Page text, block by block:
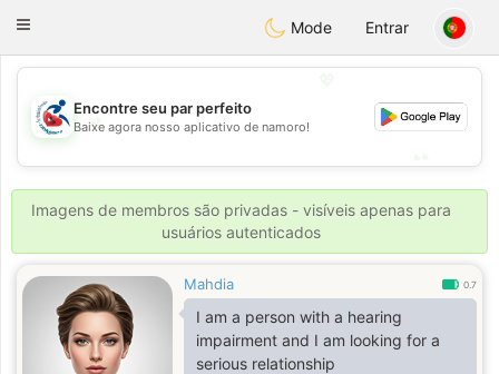
Handi Space
Toggle
Mode Entrar
💖
💕
Encontre seu par perfeito
Baixe agora nosso aplicativo de namoro!
Imagens de membros são privadas - visíveis apenas para
usuários autenticados
Mahdia 0.7
I am a person with a hearing
impairment and I am looking for a
serious relationship